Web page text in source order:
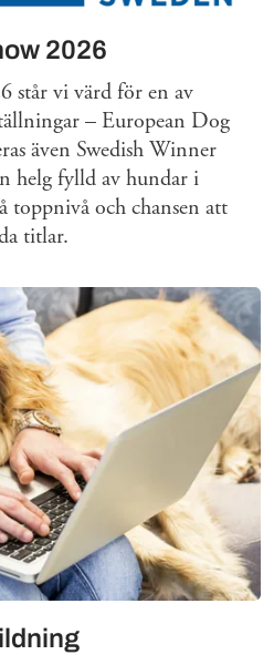
2026
står vi värd för en av
– European Dog
även Swedish Winner
helg fylld av hundar i
toppnivå och chansen att
titlar.